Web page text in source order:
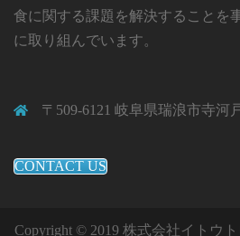
食に関する課題を解決することを
に取り組んでいます。
〒509-6121 岐阜県瑞浪市寺河
CONTACT US
Copyright © 2019 株式会社イトウ